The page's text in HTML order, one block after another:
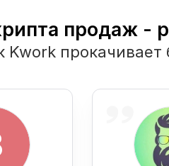
продаж -
Kwork прокачивает